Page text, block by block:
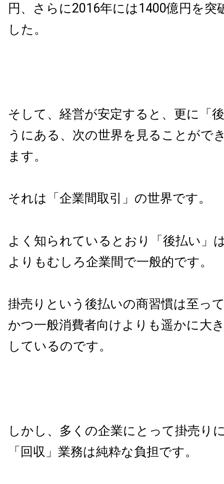
円、さらに2016年には1400億円を突
した。
そして、経営が安定すると、更に「
うにある、次の世界を見ることがで
ます。
それは「企業間取引」の世界です。
よく知られているとおり「後払い」
よりもむしろ企業間で一般的です。
掛売りという後払いの商習慣は至っ
かつ一般消費者向けよりも遥かに大
しているのです。
しかし、多くの企業にとって掛売り
「回収」業務は純粋な負担です。